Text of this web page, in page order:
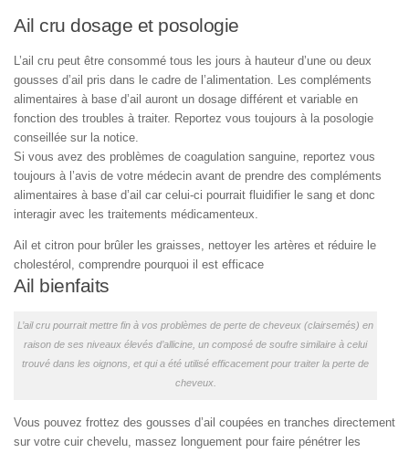
Ail cru dosage et posologie
L’ail cru peut être consommé tous les jours à hauteur d’une ou deux
gousses d’ail pris dans le cadre de l’alimentation. Les compléments
alimentaires à base d’ail auront un dosage différent et variable en
fonction des troubles à traiter. Reportez vous toujours à la posologie
conseillée sur la notice.
Si vous avez des problèmes de coagulation sanguine, reportez vous
toujours à l’avis de votre médecin avant de prendre des compléments
alimentaires à base d’ail car celui-ci pourrait fluidifier le sang et donc
interagir avec les traitements médicamenteux.
Ail et citron pour brûler les graisses, nettoyer les artères et réduire le
cholestérol, comprendre pourquoi il est efficace
Ail bienfaits
L’ail cru pourrait mettre fin à vos problèmes de perte de cheveux (clairsemés) en
raison de ses niveaux élevés d’allicine, un composé de soufre similaire à celui
trouvé dans les oignons, et qui a été utilisé efficacement pour traiter la perte de
cheveux.
Vous pouvez frottez des gousses d’ail coupées en tranches directement
sur votre cuir chevelu, massez longuement pour faire pénétrer les